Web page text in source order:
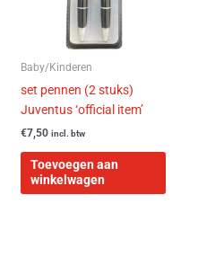
Baby/Kinderen
set pennen (2 stuks)
Juventus ‘official item’
€7,50 incl. btw
Toevoegen aan
winkelwagen